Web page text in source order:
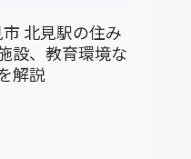
市 北見駅の住み
設、教育環境な
解説